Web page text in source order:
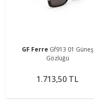
GF Ferre Gf913 01 Güneş
Gözlüğü
1.713,50 TL